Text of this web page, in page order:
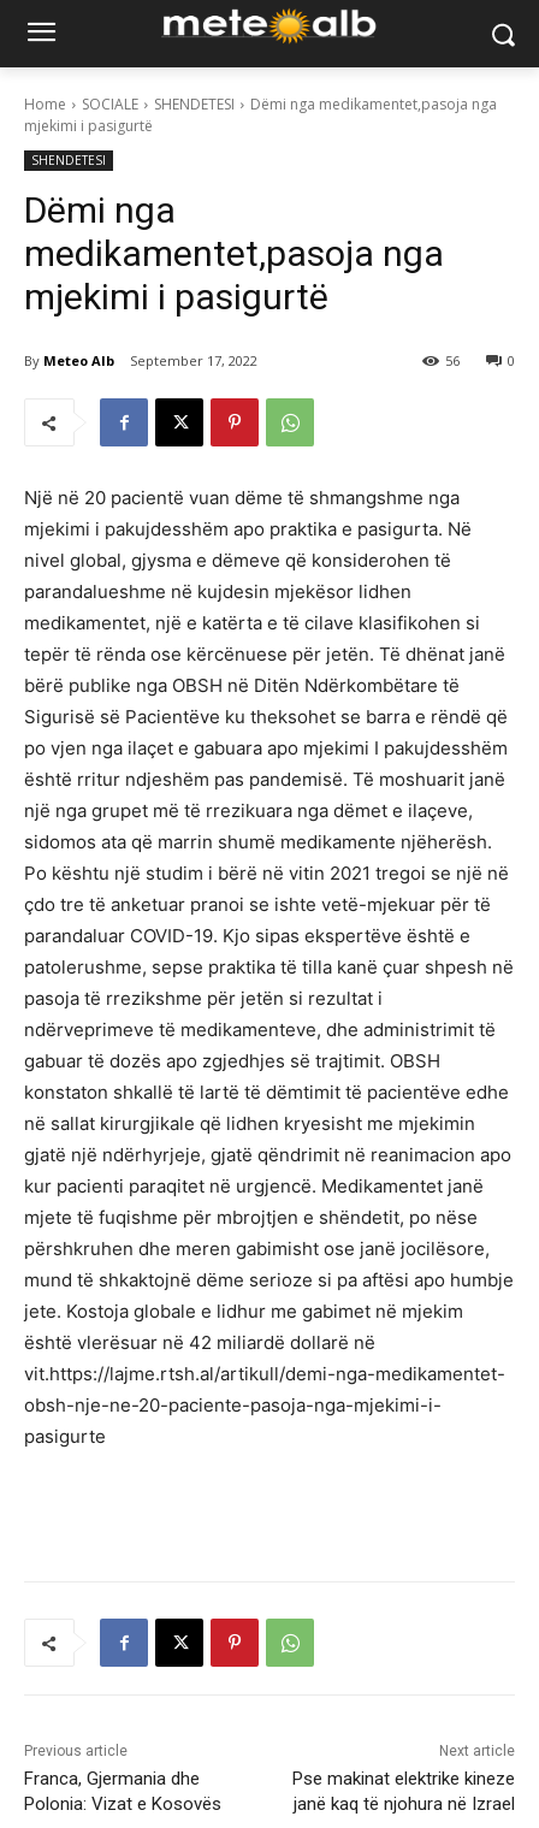
Home SOCIALE SHENDETESI
Dëmi nga medikamentet,pasoja nga
mjekimi i pasigurtë
SHENDETESI
Dëmi nga
medikamentet,pasoja nga
mjekimi i pasigurtë
By Meteo Alb September 17, 2022 0
56
Një në 20 pacientë vuan dëme të shmangshme nga
mjekimi i pakujdesshëm apo praktika e pasigurta. Në
nivel global, gjysma e dëmeve që konsiderohen të
parandalueshme në kujdesin mjekësor lidhen
medikamentet, një e katërta e të cilave klasifikohen si
tepër të rënda ose kërcënuese për jetën. Të dhënat janë
bërë publike nga OBSH në Ditën Ndërkombëtare të
Sigurisë së Pacientëve ku theksohet se barra e rëndë që
po vjen nga ilaçet e gabuara apo mjekimi I pakujdesshëm
është rritur ndjeshëm pas pandemisë. Të moshuarit janë
një nga grupet më të rrezikuara nga dëmet e ilaçeve,
sidomos ata që marrin shumë medikamente njëherësh.
Po kështu një studim i bërë në vitin 2021 tregoi se një në
çdo tre të anketuar pranoi se ishte vetë-mjekuar për të
parandaluar COVID-19. Kjo sipas ekspertëve është e
patolerushme, sepse praktika të tilla kanë çuar shpesh në
pasoja të rrezikshme për jetën si rezultat i
ndërveprimeve të medikamenteve, dhe administrimit të
gabuar të dozës apo zgjedhjes së trajtimit. OBSH
konstaton shkallë të lartë të dëmtimit të pacientëve edhe
në sallat kirurgjikale që lidhen kryesisht me mjekimin
gjatë një ndërhyrjeje, gjatë qëndrimit në reanimacion apo
kur pacienti paraqitet në urgjencë. Medikamentet janë
mjete të fuqishme për mbrojtjen e shëndetit, po nëse
përshkruhen dhe meren gabimisht ose janë jocilësore,
mund të shkaktojnë dëme serioze si pa aftësi apo humbje
jete. Kostoja globale e lidhur me gabimet në mjekim
është vlerësuar në 42 miliardë dollarë në
vit.https://lajme.rtsh.al/artikull/demi-nga-medikamentet-
obsh-nje-ne-20-paciente-pasoja-nga-mjekimi-i-
pasigurte
Previous article
Franca, Gjermania dhe
Polonia: Vizat e Kosovës
Next article
Pse makinat elektrike kineze
janë kaq të njohura në Izrael